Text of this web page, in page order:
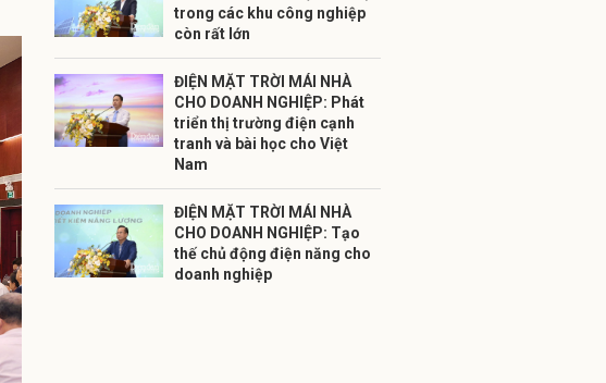
trong các khu công nghiệp
còn rất lớn
ĐIỆN MẶT TRỜI MÁI NHÀ
CHO DOANH NGHIỆP: Phát
triển thị trường điện cạnh
tranh và bài học cho Việt
Nam
ĐIỆN MẶT TRỜI MÁI NHÀ
CHO DOANH NGHIỆP: Tạo
thế chủ động điện năng cho
doanh nghiệp